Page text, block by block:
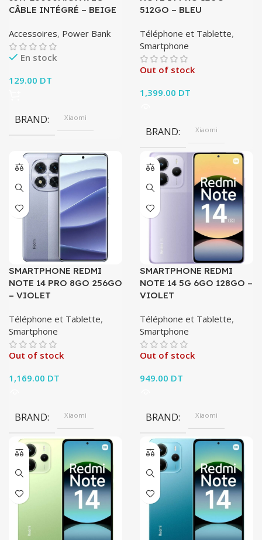
CÂBLE INTÉGRÉ – BEIGE
Accessoires, Power Bank
En stock
129.00 DT
BRAND Xiaomi
512GO – BLEU
Téléphone et Tablette,
Smartphone
Out of stock
1,399.00 DT
BRAND Xiaomi
SMARTPHONE REDMI
NOTE 14 PRO 8GO 256GO
– VIOLET
Téléphone et Tablette,
Smartphone
Out of stock
1,169.00 DT
BRAND Xiaomi
SMARTPHONE REDMI
NOTE 14 5G 6GO 128GO –
VIOLET
Téléphone et Tablette,
Smartphone
Out of stock
949.00 DT
BRAND Xiaomi